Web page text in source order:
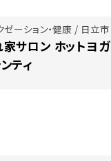
ゼーション・健康 / 日立市
サロン ホットヨガ
ティ